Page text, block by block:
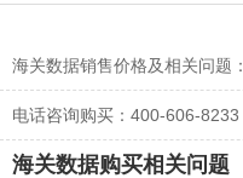
海关数据销售价格及相关问题：
电话咨询购买：400-606-8233
海关数据购买相关问题